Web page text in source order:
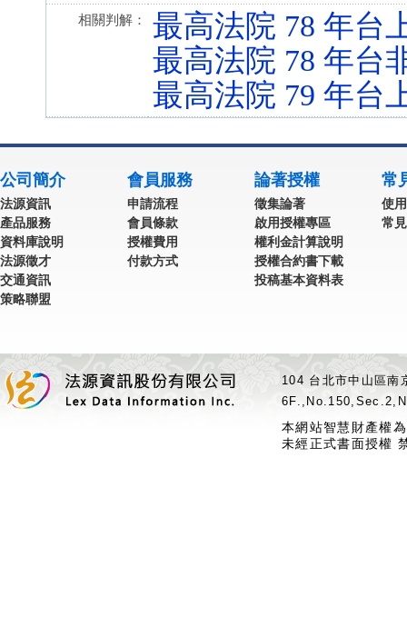
相關判解：
最高法院 78 年台
最高法院 78 年台
最高法院 79 年台
公司簡介
法源資訊
產品服務
資料庫說明
法源徵才
交通資訊
策略聯盟
會員服務
申請流程
會員條款
授權費用
付款方式
論著授權
徵集論著
啟用授權專區
權利金計算說明
授權合約書下載
投稿基本資料表
常
使
常
104 台北市中山區
本網站智慧財產權
未經正式書面授權